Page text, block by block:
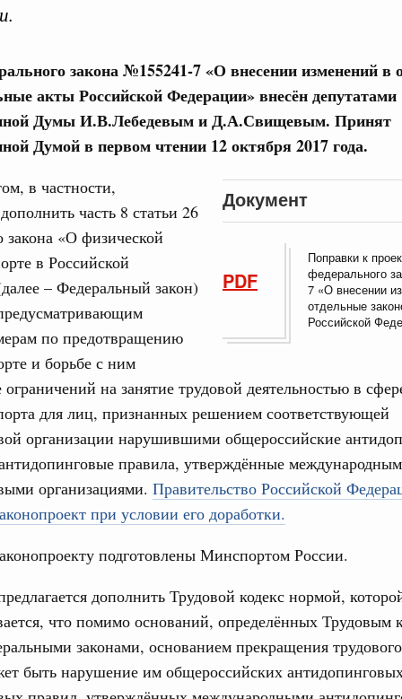
закона №155241-7 «О внесении изменений в
акты Российской Федерации»внесён депутатами
Думы И.В.Лебедевым и Д.А.Свищевым. Принят
Думой в первом чтении 12 октября 2017 года.
Документ
PDF
Поправки к
федерального
7 «О внесении
отдельные
Российской
в частности,
часть 8 статьи 26
закона «О физической
в Российской
– Федеральный закон)
по предотвращению
и борьбе с ним
ограничений на занятие трудовой деятельностью в
для лиц, признанных решением соответствующей
организации нарушившими общероссийские
правила, утверждённые
организациями. Правительство Российской
при условии его доработки.
подготовлены Минспортом России.
дополнить Трудовой кодекс нормой,
что помимо оснований, определённых Трудовым
законами, основанием прекращения
быть нарушение им общероссийских
трансграничного движения финансов
поправки к законопроекту об
во внешней торговле
использования резидентами при
в рамках внешнеторговой деятельности
поступление в их пользу экспортной валютной
бизнеса в России с международной практикой.
в частности, включение в виды договоров, по
в случае, если банками-корреспондентами из
вознаграждение, договора займа о предоставлении
2019, вторник
поправки к законопроекту о требованиях к
среднего предпринимательства на участие в
исчерпывающий перечень документов, которые
от участников закупки, являющихся субъектами
к законопроекту предусматриваются
заявок участников конкурентной закупки в
могут быть только субъекты МСП. Это позволит
заказчиками у участников таких закупок
2019, понедельник
поправки к законопроекту о тиражировании
снятия существующих территориальных ограничений
Для
Архив
Email